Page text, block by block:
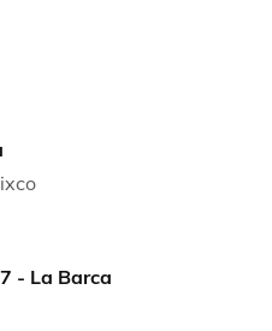
- La Barca